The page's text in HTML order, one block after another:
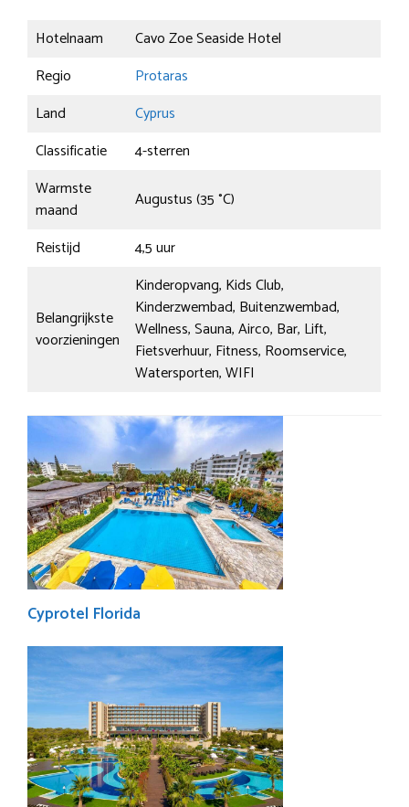
Hotelnaam
Cavo Zoe Seaside Hotel
Regio
Protaras
Land
Cyprus
Classificatie
4-sterren
Warmste
maand
Augustus (35 °C)
Reistijd
4,5 uur
Belangrijkste
voorzieningen
Kinderopvang, Kids Club,
Kinderzwembad, Buitenzwembad,
Wellness, Sauna, Airco, Bar, Lift,
Fietsverhuur, Fitness, Roomservice,
Watersporten, WIFI
Cyprotel Florida